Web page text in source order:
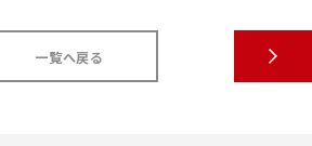
一覧へ戻る